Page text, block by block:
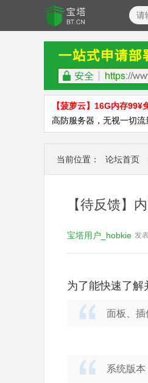
【菠萝云】16G内存99¥
高防服务器，无视一切流
当前位置： 论坛首页
【待反馈】
宝塔用户_hobkie 发
为了能快速了解
面板、插
系统版本